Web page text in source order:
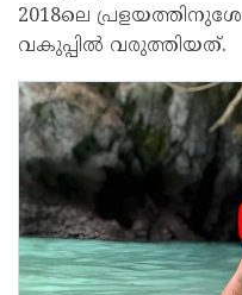
2018ലെ
വകുപ്പിൽ വരുത്തിയത്.